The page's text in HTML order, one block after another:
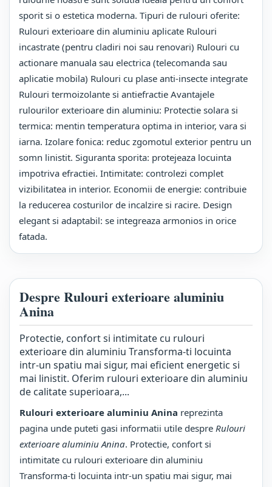
sporit si o estetica moderna. Tipuri de rulouri oferite:
Rulouri exterioare din aluminiu aplicate Rulouri
incastrate (pentru cladiri noi sau renovari) Rulouri cu
actionare manuala sau electrica (telecomanda sau
aplicatie mobila) Rulouri cu plase anti-insecte integrate
Rulouri termoizolante si antiefractie Avantajele
rulourilor exterioare din aluminiu: Protectie solara si
termica: mentin temperatura optima in interior, vara si
iarna. Izolare fonica: reduc zgomotul exterior pentru un
somn linistit. Siguranta sporita: protejeaza locuinta
impotriva efractiei. Intimitate: controlezi complet
vizibilitatea in interior. Economii de energie: contribuie
la reducerea costurilor de incalzire si racire. Design
elegant si adaptabil: se integreaza armonios in orice
fatada.
Despre Rulouri exterioare aluminiu
Anina
Protectie, confort si intimitate cu rulouri
exterioare din aluminiu Transforma-ti locuinta
intr-un spatiu mai sigur, mai eficient energetic si
mai linistit. Oferim rulouri exterioare din aluminiu
de calitate superioara,...
Rulouri exterioare aluminiu Anina reprezinta
pagina unde puteti gasi informatii utile despre Rulouri
exterioare aluminiu Anina. Protectie, confort si
intimitate cu rulouri exterioare din aluminiu
Transforma-ti locuinta intr-un spatiu mai sigur, mai